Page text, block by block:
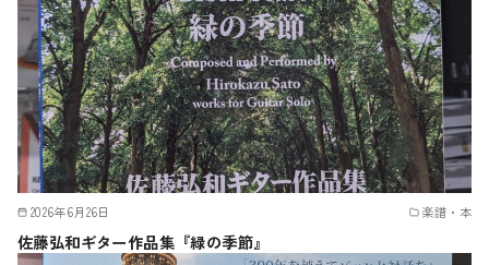
2026年6月26日 楽譜・本
佐藤弘和ギター作品集『緑の季節』